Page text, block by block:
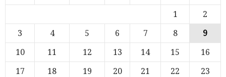
1
2
3
4 5 6 7 8
9
10
11 12 13 14 15
16
17
18 19 20 21 22
23